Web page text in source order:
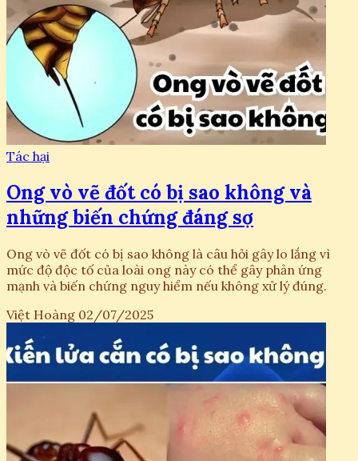
Tác hại
Ong vò vẽ đốt có bị sao không và
những biến chứng đáng sợ
Ong vò vẽ đốt có bị sao không là câu hỏi gây lo lắng vì
mức độ độc tố của loài ong này có thể gây phản ứng
mạnh và biến chứng nguy hiểm nếu không xử lý đúng.
Việt Hoàng 02/07/2025